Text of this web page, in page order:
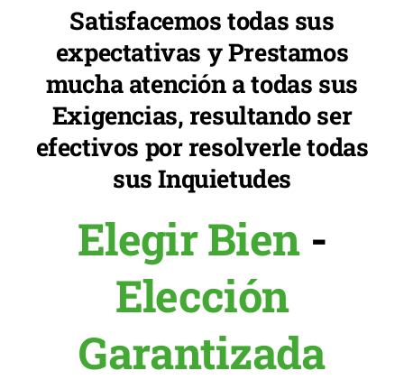
Satisfacemos todas sus
expectativas y Prestamos
mucha atención a todas sus
Exigencias, resultando ser
efectivos por resolverle todas
sus Inquietudes
Elegir Bien -
Elección
Garantizada